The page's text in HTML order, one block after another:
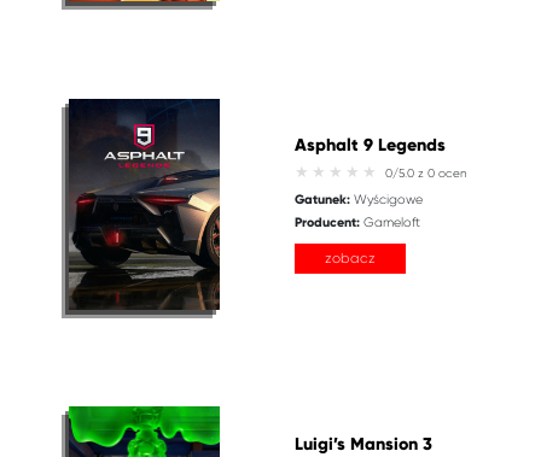
Asphalt 9 Legends
0/5.0 z 0 ocen
Gatunek: Wyścigowe
Producent: Gameloft
zobacz
Luigi’s Mansion 3